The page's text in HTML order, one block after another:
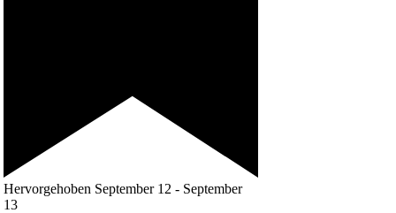
Hervorgehoben September 12 - September
13